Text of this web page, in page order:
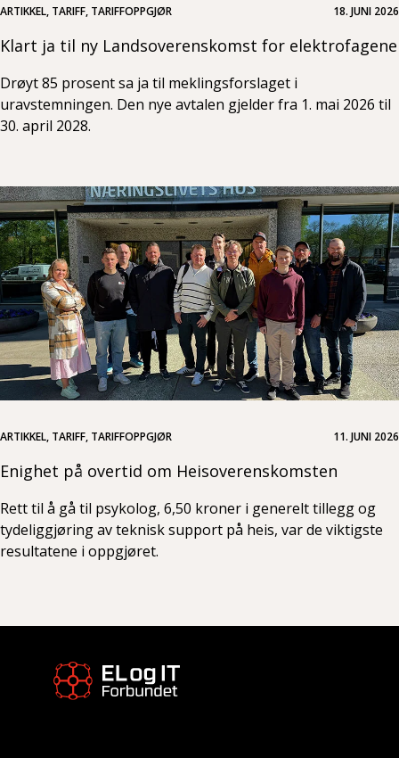
ARTIKKEL, TARIFF, TARIFFOPPGJØR 18. JUNI 2026
Klart ja til ny Landsoverenskomst for elektrofagene
Drøyt 85 prosent sa ja til meklingsforslaget i
uravstemningen. Den nye avtalen gjelder fra 1. mai 2026 til
30. april 2028.
ARTIKKEL, TARIFF, TARIFFOPPGJØR 11. JUNI 2026
Enighet på overtid om Heisoverenskomsten
Rett til å gå til psykolog, 6,50 kroner i generelt tillegg og
tydeliggjøring av teknisk support på heis, var de viktigste
resultatene i oppgjøret.